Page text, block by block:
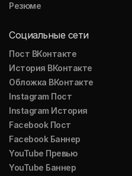
Резюме
Социальные сети
Пост ВКонтакте
История ВКонтакте
Обложка ВКонтакте
Instagram Пост
Instagram История
Facebook Пост
Facebook Баннер
YouTube Превью
YouTube Баннер